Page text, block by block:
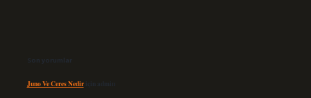
Son yorumlar
Juno Ve Ceres Nediriçin admin